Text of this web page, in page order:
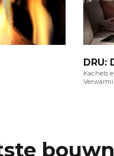
DRU:
Kachels